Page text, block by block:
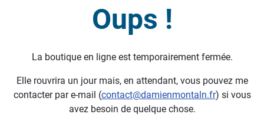
Oups !
La boutique en ligne est temporairement fermée.
Elle rouvrira un jour mais, en attendant, vous pouvez me
contacter par e-mail (contact@damienmontaln.fr) si vous
avez besoin de quelque chose.